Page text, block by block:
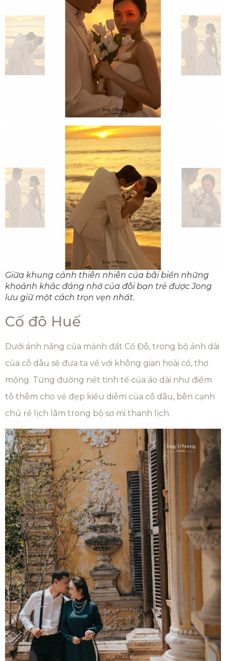
Giữa khung cảnh thiên nhiên của bãi biển những
khoảnh khắc đáng nhớ của đôi bạn trẻ được Jong
lưu giữ một cách trọn vẹn nhất.
Cố đô Huế
Dưới ánh nắng của mảnh đất Cố Đô, trong bộ ảnh dài
của cô dâu sẽ đưa ta về với không gian hoài cổ, thơ
mộng. Từng đường nét tinh tế của áo dài như điểm
tô thêm cho vẻ đẹp kiều diễm của cô dâu, bên cạnh
chú rể lịch lãm trong bộ sơ mi thanh lịch.